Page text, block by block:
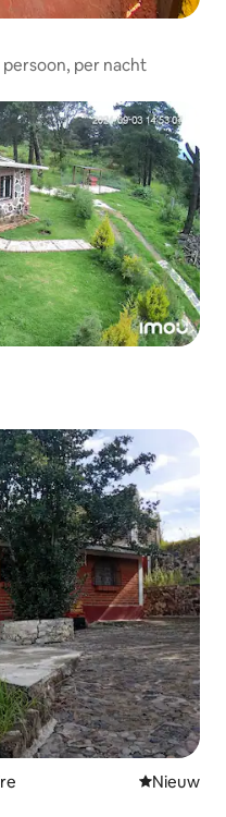
persoon, per nacht
Nieuwe
Nieuw